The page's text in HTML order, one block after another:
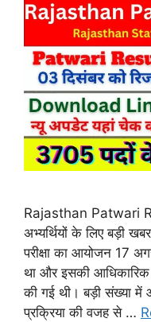
Rajasthan Patwari
अभ्यर्थियों के लिए बड़ी
परीक्षा का आयोजन 17
था और इसकी
की गई थी। बड़ी संख्या में
प्रक्रिया की वजह से …